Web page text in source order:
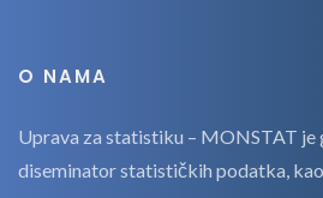
O NAMA
Uprava za statistiku – MONSTAT je
diseminator statističkih podatka,